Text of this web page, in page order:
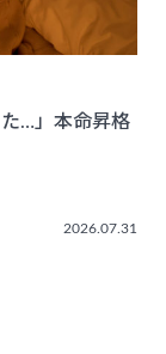
た…」本命昇格
2026.07.31